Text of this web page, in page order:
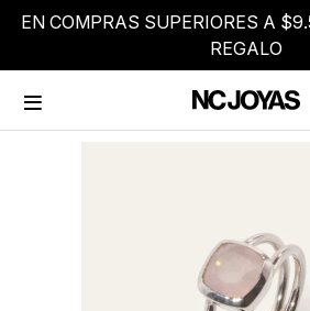
EN COMPRAS SUPERIORES A
REGALO
